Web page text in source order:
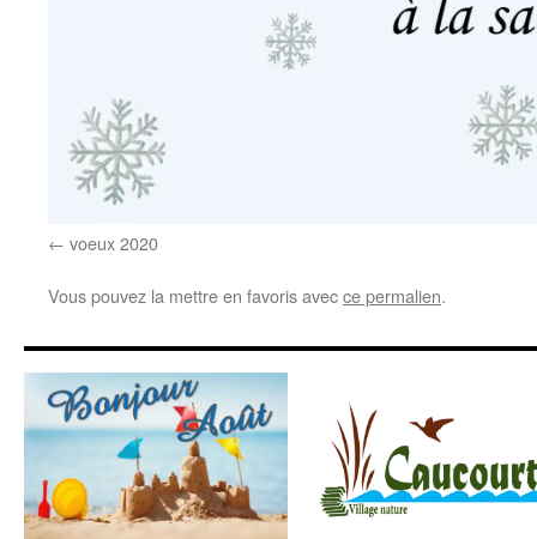
voeux 2020
Vous pouvez la mettre en favoris avecce permalien.